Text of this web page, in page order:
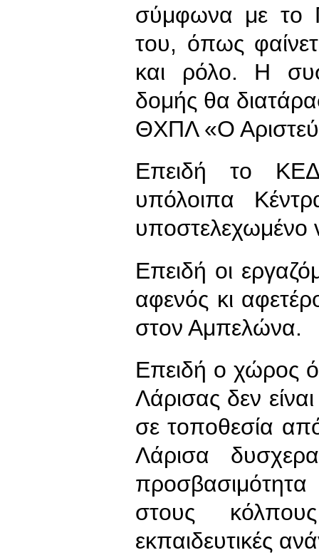
σύμφωνα με το
του, όπως
και ρόλο. Η
δομής θα
ΘΧΠΛ «Ο
Επειδή το
υπόλοιπα
υποστελεχωμένο
Επειδή οι
αφενός κι
στον Αμπελώνα.
Επειδή ο χώρος
Λάρισας δεν
σε τοποθεσία
Λάρισα
στους
εκπαιδευτικές